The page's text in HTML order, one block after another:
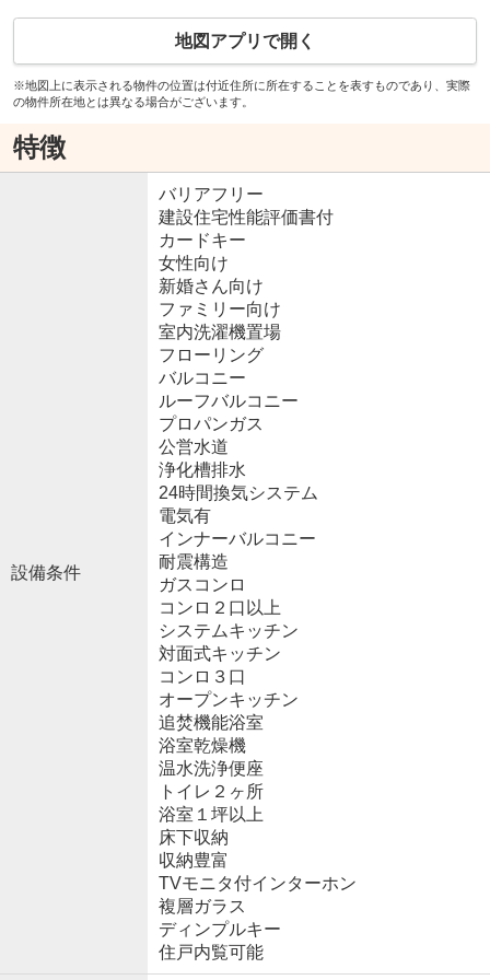
地図アプリで開く
※地図上に表示される物件の位置は付近住所に所在することを表すものであり、実際
の物件所在地とは異なる場合がございます。
特徴
設備条件
バリアフリー
建設住宅性能評価書付
カードキー
女性向け
新婚さん向け
ファミリー向け
室内洗濯機置場
フローリング
バルコニー
ルーフバルコニー
プロパンガス
公営水道
浄化槽排水
24時間換気システム
電気有
インナーバルコニー
耐震構造
ガスコンロ
コンロ２口以上
システムキッチン
対面式キッチン
コンロ３口
オープンキッチン
追焚機能浴室
浴室乾燥機
温水洗浄便座
トイレ２ヶ所
浴室１坪以上
床下収納
収納豊富
TVモニタ付インターホン
複層ガラス
ディンプルキー
住戸内覧可能